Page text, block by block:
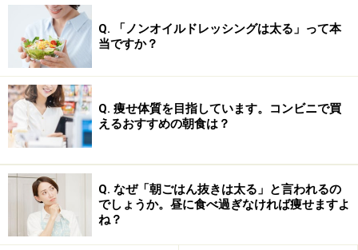
・野菜や果物をあまり食べない……余分な塩分や水分の排
泄を促すカリウムが多く入っているので、たっぷり食べ
たいですね。
・お酒をよく飲む……深酒はむくみに繋がります。お酒を
飲んだ後に水を飲むのはOKですが、麺類など塩気のある
ものを多く口にするのは、さらにむくみを誘発するので
控えたいところ。
・水分不足……身体の細胞の隅々まで水が行き渡っている
Q. 「ノンオイルドレッシングは太る」って本
当ですか？
Q. 痩せ体質を目指しています。コンビニで買
えるおすすめの朝食は？
Q. なぜ「朝ごはん抜きは太る」と言われるの
でしょうか。昼に食べ過ぎなければ痩せますよ
ね？